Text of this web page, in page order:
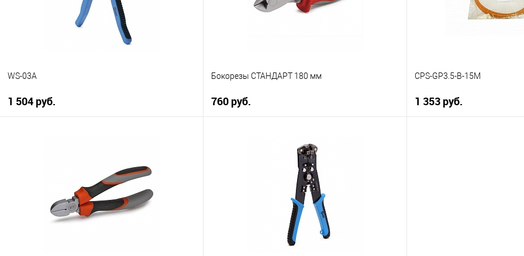
WS-03A
1 504 руб.
К сравнению
В наличии
Бокорезы СТАНДАРТ 180 мм
760 руб.
CPS-GP3.5-B-15M
1 353 руб.